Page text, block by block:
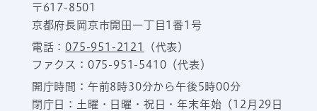
〒617-8501
京都府長岡京市開田一丁目1番1号
電話：075-951-2121
（代表）
ファクス：075-951-5410（代表）
開庁時間：午前8時30分から午後5時00分
閉庁日：土曜・日曜・祝日・年末年始（12月29日